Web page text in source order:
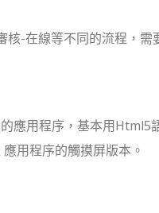
核-在線等不同的流程，需
應用程序，基本用Html5
用程序的觸摸屏版本。